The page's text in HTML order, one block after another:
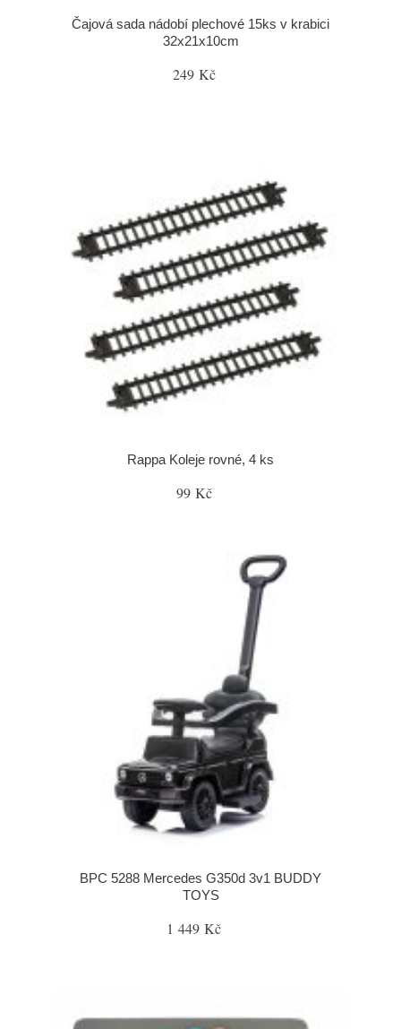
Čajová sada nádobí plechové 15ks v krabici
32x21x10cm
249 Kč
Rappa Koleje rovné, 4 ks
99 Kč
BPC 5288 Mercedes G350d 3v1 BUDDY
TOYS
1 449 Kč